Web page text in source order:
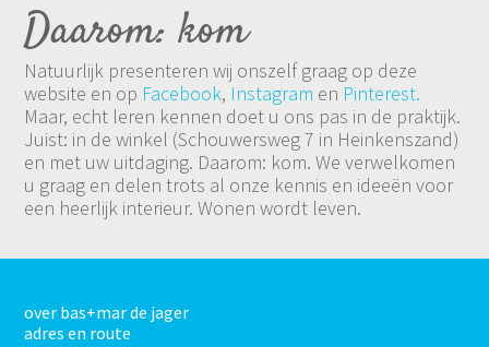
Daarom: kom
Natuurlijk presenteren wij onszelf graag op deze
website en op Facebook, Instagram en Pinterest.
Maar, echt leren kennen doet u ons pas in de praktijk.
Juist: in de winkel (Schouwersweg 7 in Heinkenszand)
en met uw uitdaging. Daarom: kom. We verwelkomen
u graag en delen trots al onze kennis en ideeën voor
een heerlijk interieur. Wonen wordt leven.
over bas+mar de jager
adres en route